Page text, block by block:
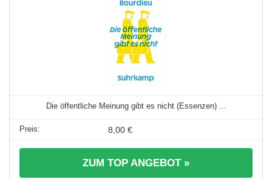
Die öffentliche Meinung gibt es nicht (Essenzen) ...
8,00 €
ZUM TOP ANGEBOT »